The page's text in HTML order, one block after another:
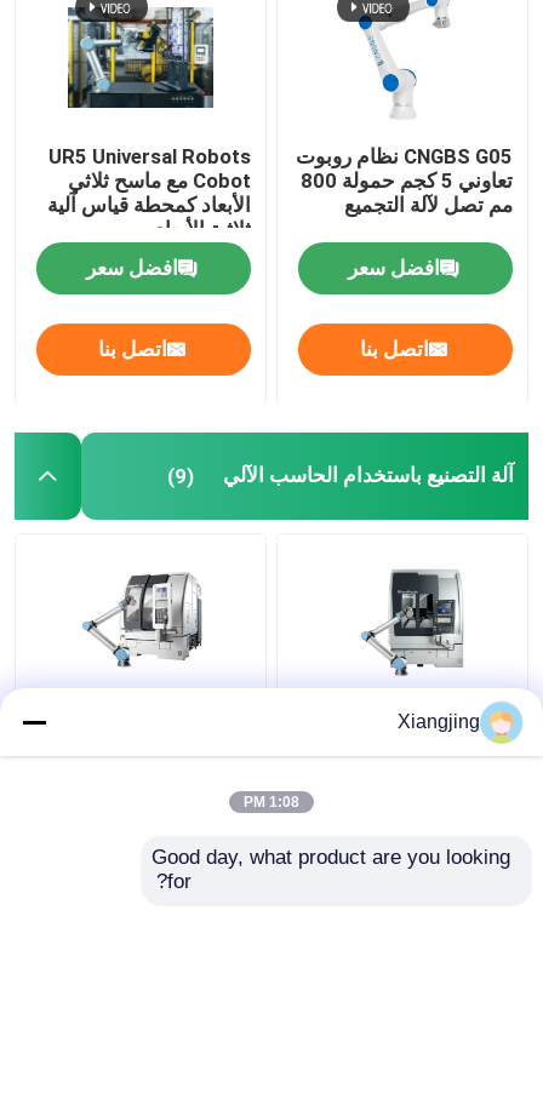
CNGBS G05 نظام روبوت
تعاوني 5 كجم حمولة 800
مم تصل لآلة التجميع
افضل سعر
اتصل بنا
UR5 Universal Robots
Cobot مع ماسح ثلاثي
الأبعاد كمحطة قياس آلية
ثلاثية الأبعاد
افضل سعر
اتصل بنا
آلة التصنيع باستخدام الحاسب الآلي (9)
لأتمتة الطحن عالية
السرعة
Xiangjing
1:08 PM
Good day, what product are you looking
for?